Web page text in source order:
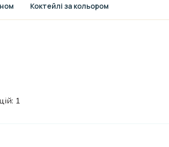
Коктейлі за кольором
1